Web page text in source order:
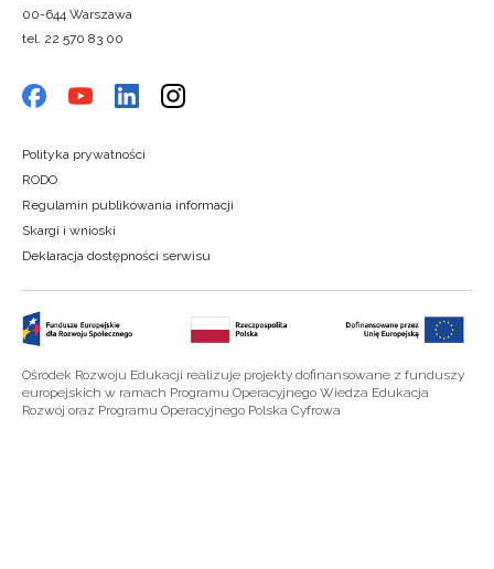
00-644 Warszawa
tel. 22 570 83 00
Polityka prywatności
RODO
Regulamin publikowania informacji
Skargi i wnioski
Deklaracja dostępności serwisu
Ośrodek Rozwoju Edukacji realizuje projekty dofinansowane z funduszy
europejskich w ramach Programu Operacyjnego Wiedza Edukacja
Rozwój oraz Programu Operacyjnego Polska Cyfrowa